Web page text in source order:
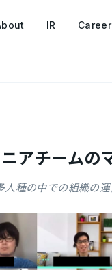
IR Career
チームの
人種の中での組織の